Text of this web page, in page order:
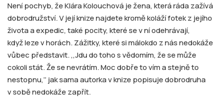
Není pochyb, že Klára Kolouchová je žena, která ráda zažívá
dobrodružství. V její knize najdete kromě koláží fotek z jejího
života a expedic, také pocity, které se v ní odehrávají,
když leze v horách. Zážitky, které si málokdo z nás nedokáže
vůbec představit. ‚‚Jdu do toho s vědomím, že se může
cokoli stát. Že se nevrátím. Moc dobře to vím a stejně to
nestopnu,’’ jak sama autorka v knize popisuje dobrodruha
v sobě nedokáže zapřít.